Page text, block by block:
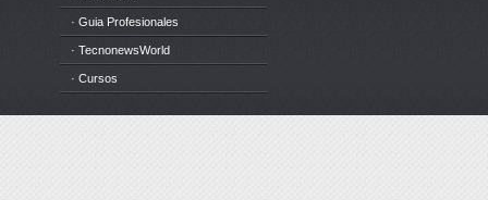
· Guia Profesionales
· TecnonewsWorld
· Cursos